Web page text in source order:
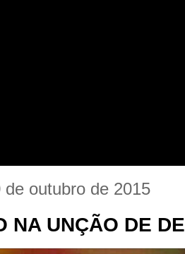
de outubro de 2015
NA UNÇÃO DE